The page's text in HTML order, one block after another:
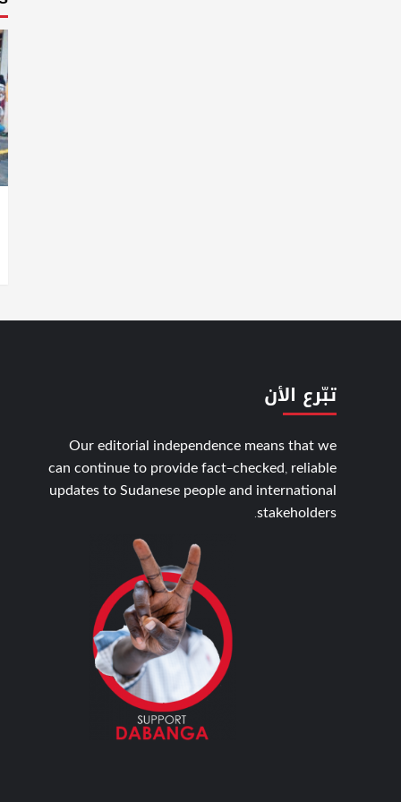
تبّرع الأن
Our editorial independence means that we
can continue to provide fact-checked, reliable
updates to Sudanese people and international
stakeholders.